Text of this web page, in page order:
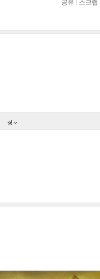
공유 스크랩
칭호